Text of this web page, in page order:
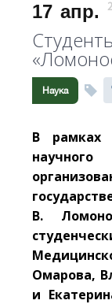
17 апр.
Наука
В рамках
В.
Омарова,
и